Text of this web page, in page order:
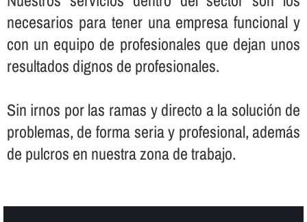
necesarios para tener una empresa funcional y
con un equipo de profesionales que dejan unos
resultados dignos de profesionales.
Sin irnos por las ramas y directo a la solución de
problemas, de forma seria y profesional, además
de pulcros en nuestra zona de trabajo.